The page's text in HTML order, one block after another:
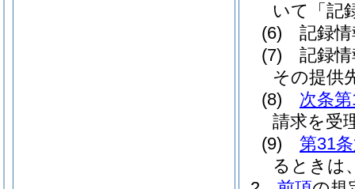
いて「記
(6)
記録
(7)
記録
その提供
(8)
次条
請求を受
(9)
第31
るときは